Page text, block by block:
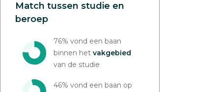
Match tussen studie en
beroep
76% vond een baan
binnen het vakgebied
van de studie
46% vond een baan op